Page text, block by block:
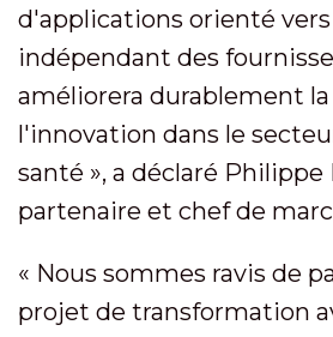
d'applications orienté
indépendant des
améliorera durablement
l'innovation dans le
santé », a déclaré Philippe
partenaire et chef de
« Nous sommes ravis de
projet de transformation